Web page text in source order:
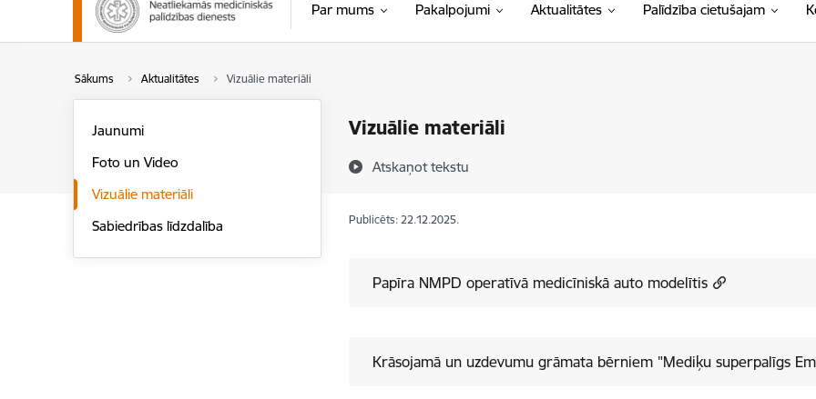
Par mums Pakalpojumi Aktualitātes Palīdzība cietušajam
Sākums Aktualitātes Vizuālie materiāli
Vizuālie materiāli
Atskaņot tekstu
Jaunumi
Foto un Video
Vizuālie materiāli
Sabiedrības līdzdalība
Publicēts: 22.12.2025.
Papīra NMPD operatīvā medicīniskā auto modelītis
Krāsojamā un uzdevumu grāmata bērniem "Mediķu superpalīgs